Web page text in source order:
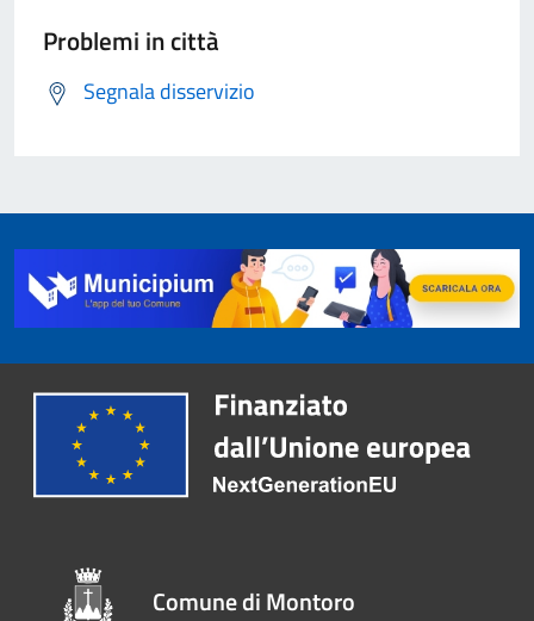
Problemi in città
Segnala disservizio
Comune di Montoro